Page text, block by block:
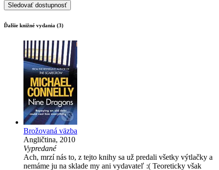
Sledovať dostupnosť
Ďalšie knižné vydania (3)
Brožovaná väzba
Angličtina, 2010
Vypredané
Ach, mrzí nás to, z tejto knihy sa už predali všetky výtlačky a
nemáme ju na sklade my ani vydavateľ :( Teoreticky však